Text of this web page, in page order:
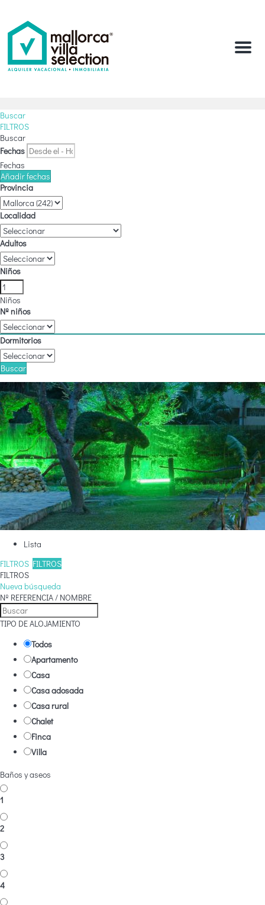
Menu
Buscar
FILTROS
Buscar
Fechas
Fechas
Añadir fechas
Provincia
Localidad
Adultos
Niños
Niños
Nº niños
Dormitorios
Buscar
Lista
FILTROS FILTROS
FILTROS
Nueva búsqueda
Nº REFERENCIA / NOMBRE
TIPO DE ALOJAMIENTO
Todos
Apartamento
Casa
Casa adosada
Casa rural
Chalet
Finca
Villa
Baños y aseos
1
2
3
4